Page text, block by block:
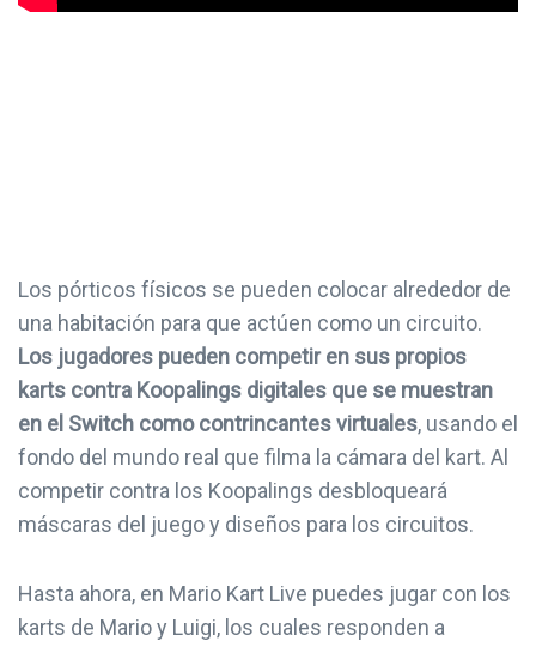
Los pórticos físicos se pueden colocar alrededor de
una habitación para que actúen como un circuito.
Los jugadores pueden competir en sus propios
karts contra Koopalings digitales que se muestran
en el Switch como contrincantes virtuales, usando el
fondo del mundo real que filma la cámara del kart. Al
competir contra los Koopalings desbloqueará
máscaras del juego y diseños para los circuitos.
Hasta ahora, en Mario Kart Live puedes jugar con los
karts de Mario y Luigi, los cuales responden a